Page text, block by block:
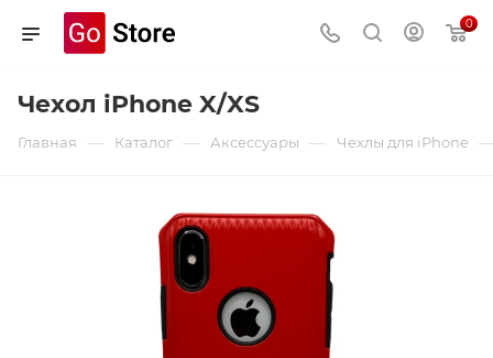
0
Чехол iPhone X/XS
Главная — Каталог — Аксессуары — Чехлы для iPhone